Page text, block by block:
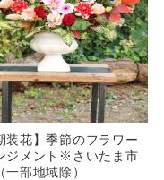
装花】季節のフラワー
ジメント※さいたま市
一部地域除）